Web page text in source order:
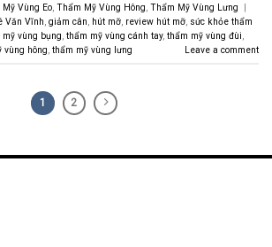
Vùng Eo, Thẩm Mỹ Vùng Hông, Thẩm Mỹ Vùng Lưng
|
Văn Vĩnh, giảm cân, hút mỡ, review hút mỡ, sức khỏe thẩm
mỹ vùng bụng, thẩm mỹ vùng cánh tay, thẩm mỹ vùng đùi,
vùng hông, thẩm mỹ vùng lưng Leave a comment
1 2